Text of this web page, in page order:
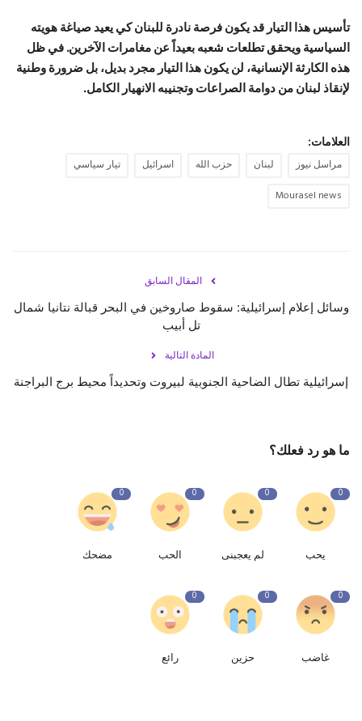
تأسيس هذا التيار قد يكون فرصة نادرة للبنان كي يعيد صياغة هويته
السياسية ويحقق تطلعات شعبه بعيداً عن مغامرات الآخرين. في ظل
هذه الكارثة الإنسانية، لن يكون هذا التيار مجرد بديل، بل ضرورة وطنية
لإنقاذ لبنان من دوامة الصراعات وتجنيبه الانهيار الكامل.
العلامات:
مراسل نيوز لبنان حزب الله اسرائيل
تيار سياسي
Mourasel news
المقال السابق
وسائل إعلام إسرائيلية: سقوط صاروخين في البحر قبالة نتانيا شمال
تل أبيب
المادة التالية
إسرائيلية تطال الضاحية الجنوبية لبيروت وتحديداً محيط برج البراجنة
ما هو رد فعلك؟
0
يحب
0
لم يعجبنى
0
الحب
0
مضحك
0
غاضب
0
حزين
0
رائع